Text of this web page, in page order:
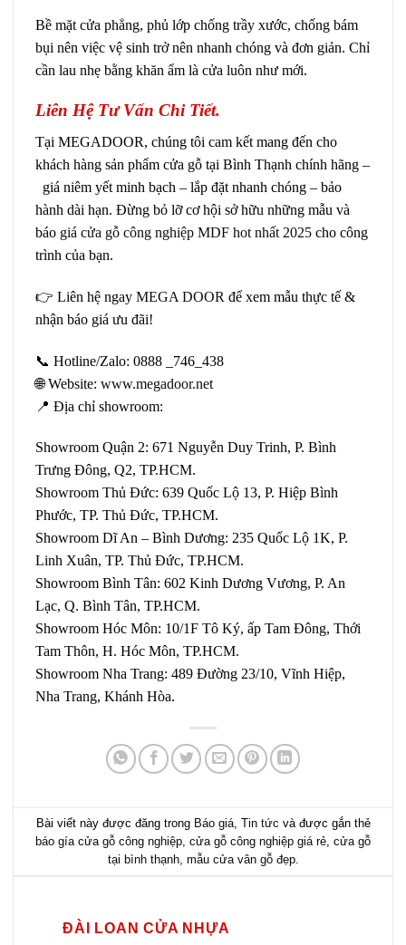
Bề mặt cửa phẳng, phủ lớp chống trầy xước, chống bám
bụi nên việc vệ sinh trở nên nhanh chóng và đơn giản. Chỉ
cần lau nhẹ bằng khăn ẩm là cửa luôn như mới.
Liên Hệ Tư Vấn Chi Tiết.
Tại MEGADOOR, chúng tôi cam kết mang đến cho
khách hàng sản phẩm cửa gỗ tại Bình Thạnh chính hãng –
giá niêm yết minh bạch – lắp đặt nhanh chóng – bảo
hành dài hạn. Đừng bỏ lỡ cơ hội sở hữu những mẫu và
báo giá cửa gỗ công nghiệp MDF hot nhất 2025 cho công
trình của bạn.
👉 Liên hệ ngay MEGA DOOR để xem mẫu thực tế &
nhận báo giá ưu đãi!
📞 Hotline/Zalo: 0888 _746_438
🌐 Website: www.megadoor.net
📍 Địa chỉ showroom:
Showroom Quận 2: 671 Nguyễn Duy Trinh, P. Bình
Trưng Đông, Q2, TP.HCM.
Showroom Thủ Đức: 639 Quốc Lộ 13, P. Hiệp Bình
Phước, TP. Thủ Đức, TP.HCM.
Showroom Dĩ An – Bình Dương: 235 Quốc Lộ 1K, P.
Linh Xuân, TP. Thủ Đức, TP.HCM.
Showroom Bình Tân: 602 Kinh Dương Vương, P. An
Lạc, Q. Bình Tân, TP.HCM.
Showroom Hóc Môn: 10/1F Tô Ký, ấp Tam Đông, Thới
Tam Thôn, H. Hóc Môn, TP.HCM.
Showroom Nha Trang: 489 Đường 23/10, Vĩnh Hiệp,
Nha Trang, Khánh Hòa.
Bài viết này được đăng trong Báo giá, Tin tức và được gắn thẻ
báo gía cửa gỗ công nghiệp cửa gỗ công nghiệp giá rẻ cửa gỗ
tại bình thạnh, mẫu cửa vân gỗ đẹp.
ĐÀI LOAN CỬA NHỰA